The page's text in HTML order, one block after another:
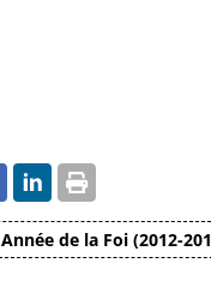
Année de la Foi (2012-